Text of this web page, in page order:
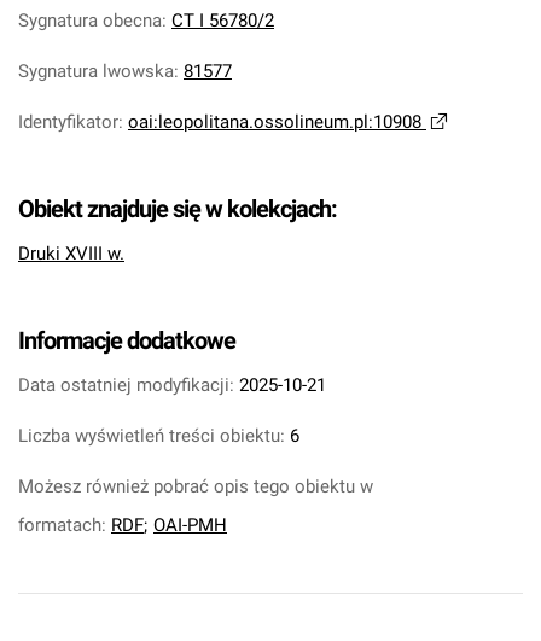
Sygnatura obecna: CT I 56780/2
Sygnatura lwowska: 81577
Identyfikator: oai:leopolitana.ossolineum.pl:10908
Obiekt znajduje się w kolekcjach:
Druki XVIII w.
Informacje dodatkowe
Data ostatniej modyfikacji: 2025-10-21
Liczba wyświetleń treści obiektu: 6
Możesz również pobrać opis tego obiektu w
formatach: RDF; OAI-PMH